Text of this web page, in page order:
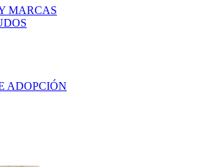
MARCAS
ADOPCIÓN